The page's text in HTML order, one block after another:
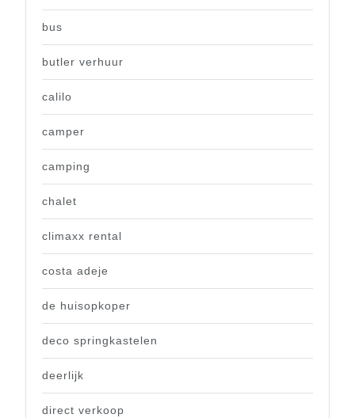
bus
butler verhuur
calilo
camper
camping
chalet
climaxx rental
costa adeje
de huisopkoper
deco springkastelen
deerlijk
direct verkoop